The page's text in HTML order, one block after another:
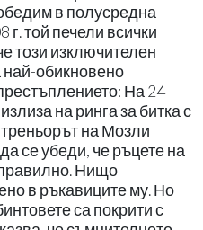
в полусредна
г. той печели всички
този изключителен
най-обикновено
На 24
на ринга за битка с
на Мозли
се убеди, че ръцете на
Нищо
в ръкавиците му. Но
са покрити с